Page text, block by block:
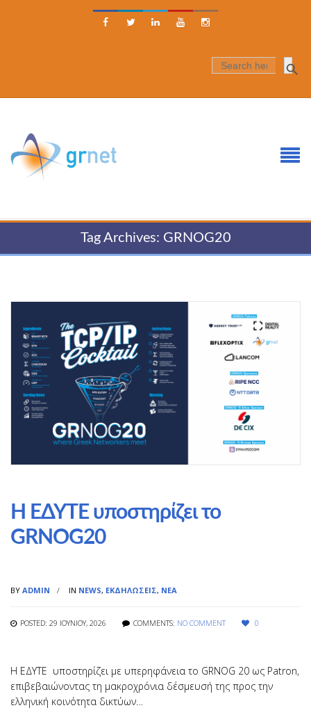
    
Tag Archives: GRNOG20
Η ΕΔΥΤΕ υποστηρίζει το
GRNOG20
BY ADMIN IN NEWS, ΕΚΔΗΛΏΣΕΙΣ, ΝΈΑ
POSTED: 29 ΙΟΥΝΊΟΥ, 2026 COMMENTS: NO COMMENT 0
Η ΕΔΥΤΕ υποστηρίζει με υπερηφάνεια το GRNOG 20 ως Patron,
επιβεβαιώνοντας τη μακροχρόνια δέσμευσή της προς την
ελληνική κοινότητα δικτύων…